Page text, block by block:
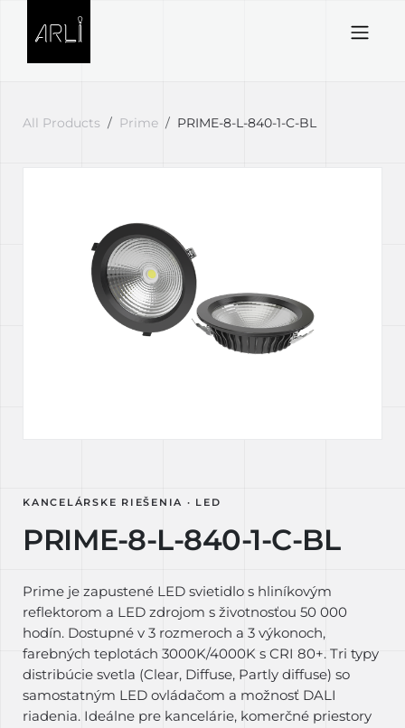
All Products Prime PRIME-8-L-840-1-C-BL
KANCELÁRSKE RIEŠENIA · LED
PRIME-8-L-840-1-C-BL
Prime je zapustené LED svietidlo s hliníkovým
reflektorom a LED zdrojom s životnosťou 50 000
hodín. Dostupné v 3 rozmeroch a 3 výkonoch,
farebných teplotách 3000K/4000K s CRI 80+. Tri typy
distribúcie svetla (Clear, Diffuse, Partly diffuse) so
samostatným LED ovládačom a možnosť DALI
riadenia. Ideálne pre kancelárie, komerčné priestory